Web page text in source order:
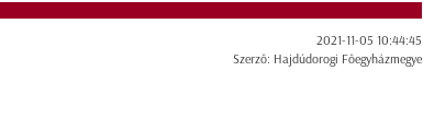
2021-11-05 10:44:45
Szerző: Hajdúdorogi Főegyházmegye